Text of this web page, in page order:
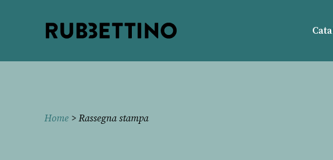
Home > Rassegna stampa